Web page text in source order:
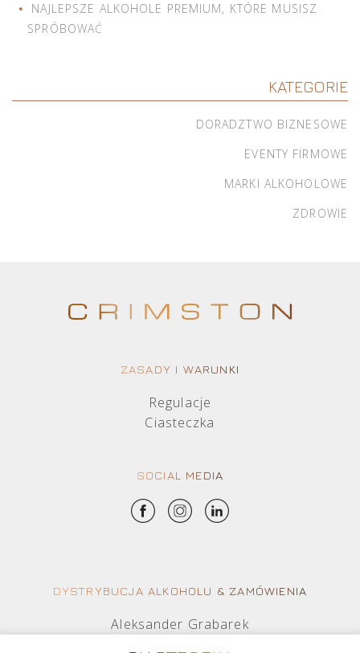
NAJLEPSZE ALKOHOLE PREMIUM, KTÓRE MUSISZ
SPRÓBOWAĆ
KATEGORIE
DORADZTWO BIZNESOWE
EVENTY FIRMOWE
MARKI ALKOHOLOWE
ZDROWIE
ZASADY I WARUNKI
Regulacje
Ciasteczka
SOCIAL MEDIA
DYSTRYBUCJA ALKOHOLU & ZAMÓWIENIA
Aleksander Grabarek